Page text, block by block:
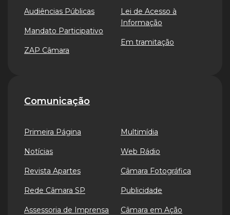
Audiências Públicas
Mandato Participativo
ZAP Câmara
Lei de Acesso à
Informação
Em tramitação
Comunicação
Primeira Página
Notícias
Revista Apartes
Rede Câmara SP
Assessoria de Imprensa
Multimídia
Web Rádio
Câmara Fotográfica
Publicidade
Câmara em Ação